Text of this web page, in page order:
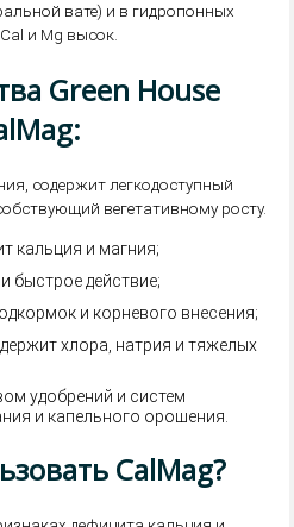
вате) и в гидропонных
и Mg высок.
Green House
содержит легкодоступный
вегетативному росту.
кальция и магния;
быстрое действие;
и корневого внесения;
хлора, натрия и тяжелых
удобрений и систем
и капельного орошения.
CalMag?